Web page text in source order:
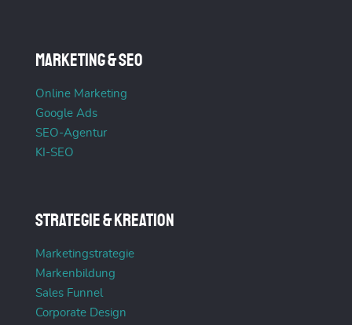
Marketing & SEO
Online Marketing
Google Ads
SEO-Agentur
KI-SEO
Strategie & Kreation
Marketingstrategie
Markenbildung
Sales Funnel
Corporate Design